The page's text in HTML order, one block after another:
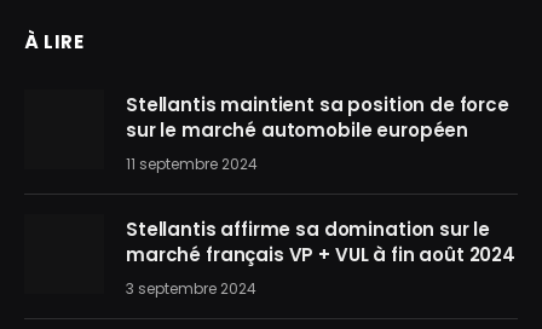
À LIRE
Stellantis maintient sa position de force
sur le marché automobile européen
11 septembre 2024
Stellantis affirme sa domination sur le
marché français VP + VUL à fin août 2024
3 septembre 2024